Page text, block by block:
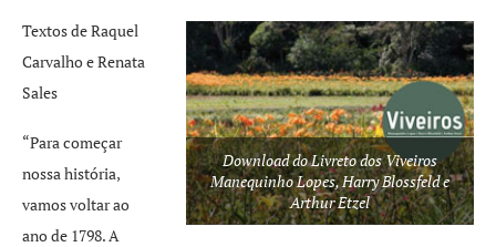
Download do Livreto dos Viveiros
Manequinho Lopes, Harry Blossfeld e
Arthur Etzel
Textos de Raquel
Carvalho e Renata
Sales
“Para começar
nossa história,
vamos voltar ao
ano de 1798. A